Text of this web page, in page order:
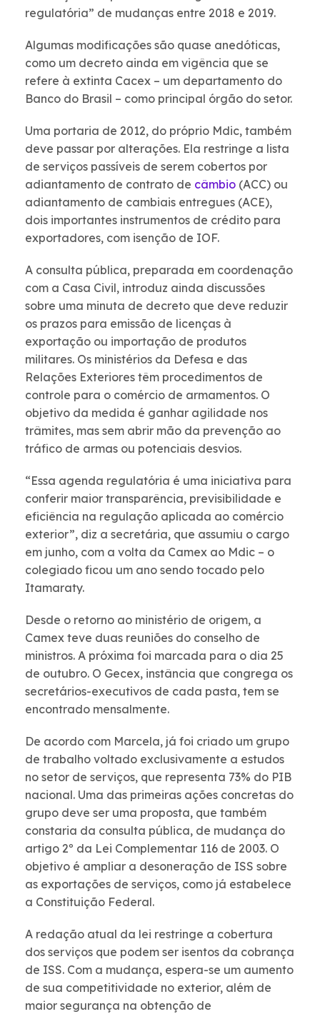
regulatória” de mudanças entre 2018 e 2019.
Algumas modificações são quase anedóticas,
como um decreto ainda em vigência que se
refere à extinta Cacex – um departamento do
Banco do Brasil – como principal órgão do setor.
Uma portaria de 2012, do próprio Mdic, também
deve passar por alterações. Ela restringe a lista
de serviços passíveis de serem cobertos por
adiantamento de contrato de câmbio (ACC) ou
adiantamento de cambiais entregues (ACE),
dois importantes instrumentos de crédito para
exportadores, com isenção de IOF.
A consulta pública, preparada em coordenação
com a Casa Civil, introduz ainda discussões
sobre uma minuta de decreto que deve reduzir
os prazos para emissão de licenças à
exportação ou importação de produtos
militares. Os ministérios da Defesa e das
Relações Exteriores têm procedimentos de
controle para o comércio de armamentos. O
objetivo da medida é ganhar agilidade nos
trâmites, mas sem abrir mão da prevenção ao
tráfico de armas ou potenciais desvios.
“Essa agenda regulatória é uma iniciativa para
conferir maior transparência, previsibilidade e
eficiência na regulação aplicada ao comércio
exterior”, diz a secretária, que assumiu o cargo
em junho, com a volta da Camex ao Mdic – o
colegiado ficou um ano sendo tocado pelo
Itamaraty.
Desde o retorno ao ministério de origem, a
Camex teve duas reuniões do conselho de
ministros. A próxima foi marcada para o dia 25
de outubro. O Gecex, instância que congrega os
secretários-executivos de cada pasta, tem se
encontrado mensalmente.
De acordo com Marcela, já foi criado um grupo
de trabalho voltado exclusivamente a estudos
no setor de serviços, que representa 73% do PIB
nacional. Uma das primeiras ações concretas do
grupo deve ser uma proposta, que também
constaria da consulta pública, de mudança do
artigo 2º da Lei Complementar 116 de 2003. O
objetivo é ampliar a desoneração de ISS sobre
as exportações de serviços, como já estabelece
a Constituição Federal.
A redação atual da lei restringe a cobertura
dos serviços que podem ser isentos da cobrança
de ISS. Com a mudança, espera-se um aumento
de sua competitividade no exterior, além de
maior segurança na obtenção de